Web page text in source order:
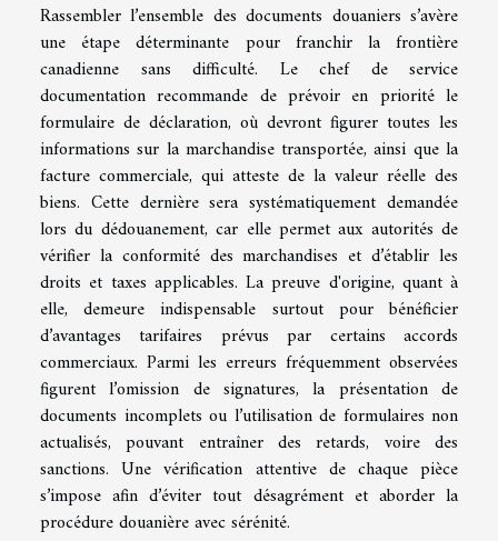
Rassembler l’ensemble des documents douaniers s’avère
une étape déterminante pour franchir la frontière
canadienne sans difficulté. Le chef de service
documentation recommande de prévoir en priorité le
formulaire de déclaration, où devront figurer toutes les
informations sur la marchandise transportée, ainsi que la
facture commerciale, qui atteste de la valeur réelle des
biens. Cette dernière sera systématiquement demandée
lors du dédouanement, car elle permet aux autorités de
vérifier la conformité des marchandises et d’établir les
droits et taxes applicables. La preuve d'origine, quant à
elle, demeure indispensable surtout pour bénéficier
d’avantages tarifaires prévus par certains accords
commerciaux. Parmi les erreurs fréquemment observées
figurent l’omission de signatures, la présentation de
documents incomplets ou l’utilisation de formulaires non
actualisés, pouvant entraîner des retards, voire des
sanctions. Une vérification attentive de chaque pièce
s’impose afin d’éviter tout désagrément et aborder la
procédure douanière avec sérénité.